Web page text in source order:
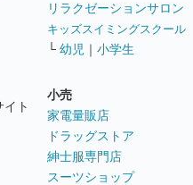
ト
リラクゼーションサロン
キッズスイミングスクール
└ 幼児 ｜ 小学生
小売
家電量販店
ドラッグストア
紳士服専門店
スーツショップ